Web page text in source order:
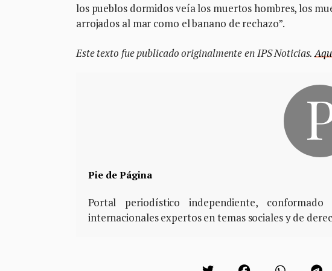
los pueblos dormidos veía los muertos hombres, los
arrojados al mar como el banano de rechazo”.
Este texto fue publicado originalmente en IPS Noticias.
Pie de Página
Portal periodístico independiente,
internacionales expertos en temas sociales y de